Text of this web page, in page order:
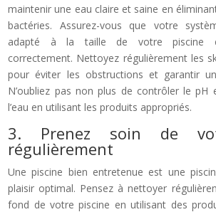
maintenir une eau claire et saine en
bactéries. Assurez-vous que votre
adapté à la taille de votre piscine
correctement. Nettoyez régulièrement les
pour éviter les obstructions et garantir
N’oubliez pas non plus de contrôler le pH
l’eau en utilisant les produits appropriés.
3. Prenez soin de
régulièrement
Une piscine bien entretenue est une
plaisir optimal. Pensez à nettoyer
fond de votre piscine en utilisant des